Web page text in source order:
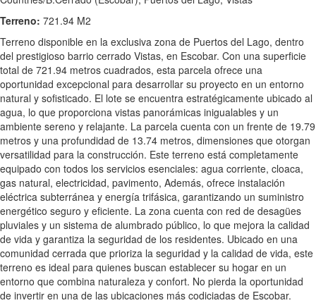
Terreno: 721.94 M2
Terreno disponible en la exclusiva zona de Puertos del Lago, dentro
del prestigioso barrio cerrado Vistas, en Escobar. Con una superficie
total de 721.94 metros cuadrados, esta parcela ofrece una
oportunidad excepcional para desarrollar su proyecto en un entorno
natural y sofisticado. El lote se encuentra estratégicamente ubicado al
agua, lo que proporciona vistas panorámicas inigualables y un
ambiente sereno y relajante. La parcela cuenta con un frente de 19.79
metros y una profundidad de 13.74 metros, dimensiones que otorgan
versatilidad para la construcción. Este terreno está completamente
equipado con todos los servicios esenciales: agua corriente, cloaca,
gas natural, electricidad, pavimento, Además, ofrece instalación
eléctrica subterránea y energía trifásica, garantizando un suministro
energético seguro y eficiente. La zona cuenta con red de desagües
pluviales y un sistema de alumbrado público, lo que mejora la calidad
de vida y garantiza la seguridad de los residentes. Ubicado en una
comunidad cerrada que prioriza la seguridad y la calidad de vida, este
terreno es ideal para quienes buscan establecer su hogar en un
entorno que combina naturaleza y confort. No pierda la oportunidad
de invertir en una de las ubicaciones más codiciadas de Escobar.